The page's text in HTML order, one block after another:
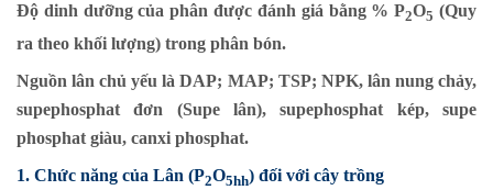
Độ dinh dưỡng của phân được đánh giá bằng % P2O5 (Quy
ra theo khối lượng) trong phân bón.
Nguồn lân chủ yếu là DAP; MAP; TSP; NPK, lân nung chảy,
supephosphat đơn (Supe lân), supephosphat kép, supe
phosphat giàu, canxi phosphat.
1. Chức năng của Lân (P2O5hh) đối với cây trồng